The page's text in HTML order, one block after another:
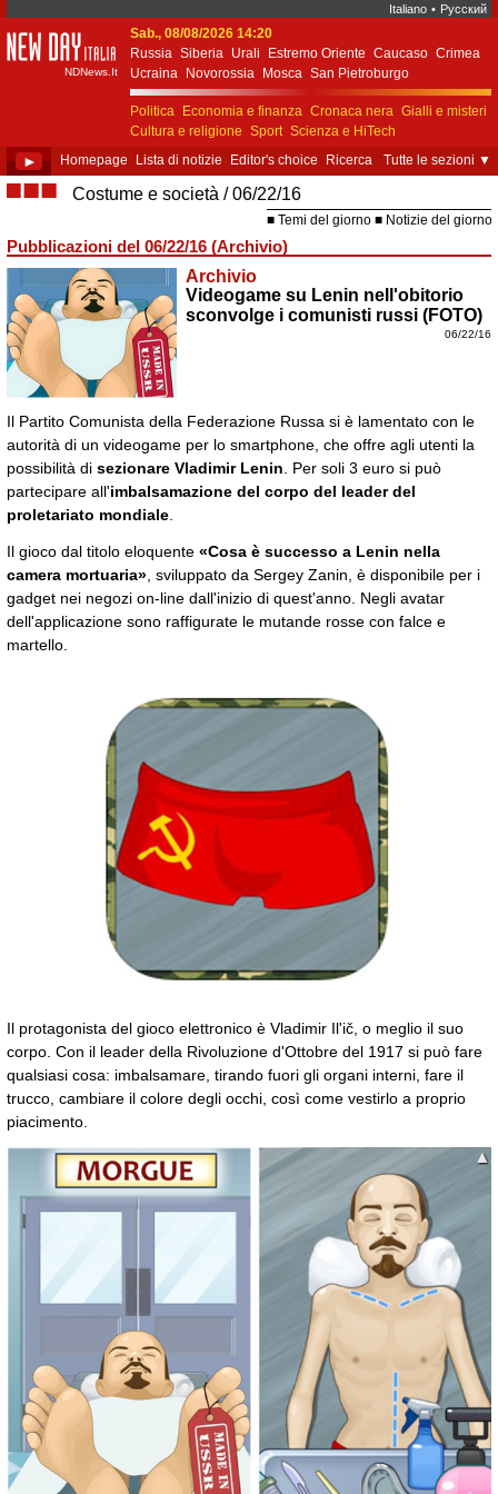
Italiano • Русский
New Day Italia
NDNews.It
Sab., 08/08/2026 14:20
Russia Siberia Urali Estremo Oriente Caucaso Crimea
Ucraina
Novorossia Mosca San Pietroburgo
Ekaterinburgo Kiev Simferopol
Sebastopoli
Politica
Economia e finanza Cronaca nera Gialli e misteri
Cultura e religione Sport Scienza e HiTech
Costume e società
Unione Europea
► Homepage Lista di notizie Editor's choice Ricerca Tutte le sezioni ▼
■■■ Costume e società 06/22/16
Temi del giorno Notizie del giorno
Pubblicazioni del 06/22/16 (Archivio)
Archivio
Videogame su Lenin nell'obitorio
sconvolge i comunisti russi (FOTO)
06/22/16
Il Partito Comunista della Federazione Russa si è lamentato con le
autorità di un videogame per lo smartphone, che offre agli utenti la
possibilità di sezionare Vladimir Lenin . Per soli 3 euro si può
partecipare all'imbalsamazione del corpo del leader del
proletariato mondiale
Il gioco dal titolo eloquente «Cosa è successo a Lenin nella
camera mortuaria» , sviluppato da Sergey Zanin, è disponibile per i
gadget nei negozi on-line dall'inizio di quest'anno. Negli avatar
dell'applicazione sono raffigurate le mutande rosse con falce e
martello.
Il protagonista del gioco elettronico è Vladimir Il'ič, o meglio il suo
corpo. Con il leader della Rivoluzione d'Ottobre del 1917 si può fare
qualsiasi cosa: imbalsamare, tirando fuori gli organi interni, fare il
trucco, cambiare il colore degli occhi, così come vestirlo a proprio
piacimento.
▲
▼